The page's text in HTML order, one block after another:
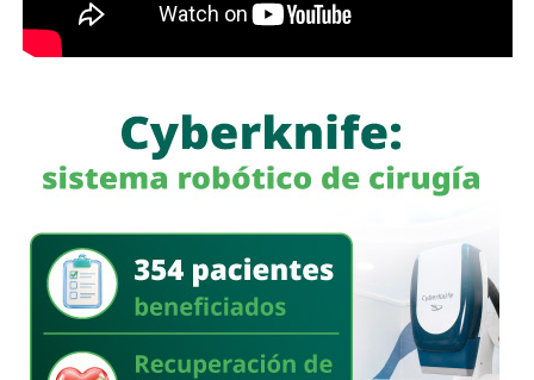
ste sábado continuará la fiesta de El Foro con la
las agrupaciones más emblemáticas del hard rock y glam
metal, con más de 45 años de trayectoria y más de 100
millones de discos vendidos en el mundo. Vince Neil,
Nikki Sixx, Tommy Lee y John 5 llegarán a San Luis Potosí
con clásicos como “Kickstart My Heart”, “Girls, Girls, Girls”